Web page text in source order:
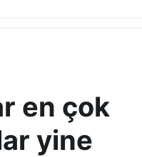
en çok
yine